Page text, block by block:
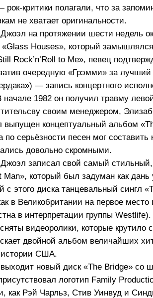
рок-критики полагали, что за
не хватает оригинальности.
на протяжении шести недель
Houses», который
Rock’n’Roll to Me», певец
очередную «Грэмми» за
— запись концертного
1982 он получил травму
своим менеджером,
концептуальный альбом
по серьёзности песен мог
довольно скромными.
Джоэл записал свой самый
Man», который был задуман как
этого диска танцевальный сингл
в Великобритании на первое
в интерпретации группы
видеоролики, которые
двойной альбом величайших
США.
выходит новый диск «The Bridge»
логотип Family
как Рэй Чарльз, Стив Уинвуд и